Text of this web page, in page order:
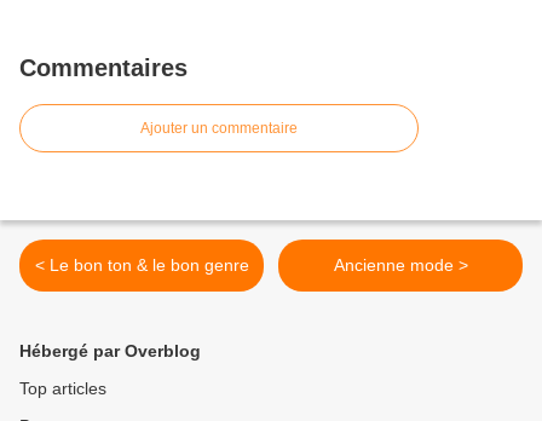
Commentaires
Ajouter un commentaire
< Le bon ton & le bon genre Ancienne mode >
Hébergé par Overblog
Top articles